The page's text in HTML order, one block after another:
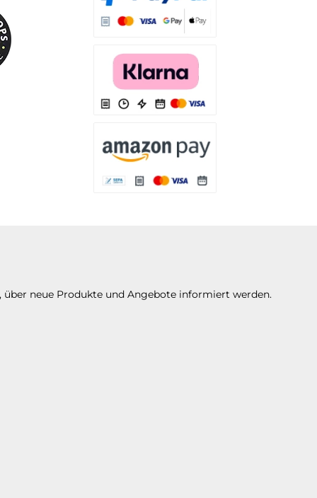
neue Produkte und Angebote informiert werden.